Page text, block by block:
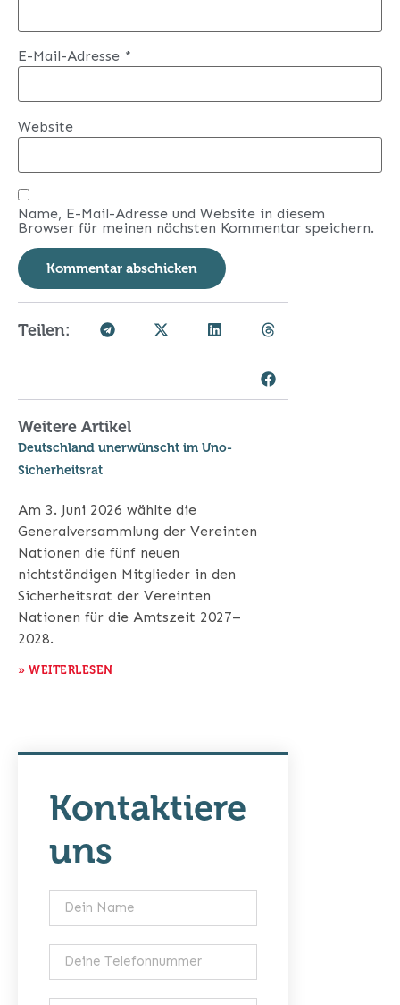
E-Mail-Adresse *
Website
Name, E-Mail-Adresse und Website in diesem
Browser für meinen nächsten Kommentar speichern.
Teilen:
Weitere Artikel
Deutschland unerwünscht im Uno-
Sicherheitsrat
Am 3. Juni 2026 wählte die
Generalversammlung der Vereinten
Nationen die fünf neuen
nichtständigen Mitglieder in den
Sicherheitsrat der Vereinten
Nationen für die Amtszeit 2027–
2028.
» WEITERLESEN
Kontaktiere
uns